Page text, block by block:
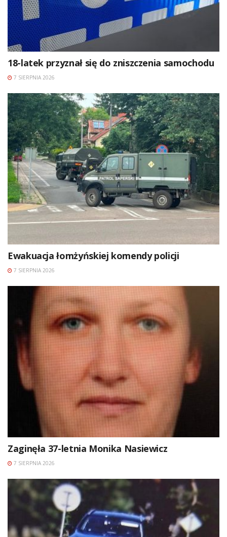
18-latek przyznał się do zniszczenia samochodu
7 SIERPNIA 2026
Ewakuacja łomżyńskiej komendy policji
7 SIERPNIA 2026
Zaginęła 37-letnia Monika Nasiewicz
7 SIERPNIA 2026